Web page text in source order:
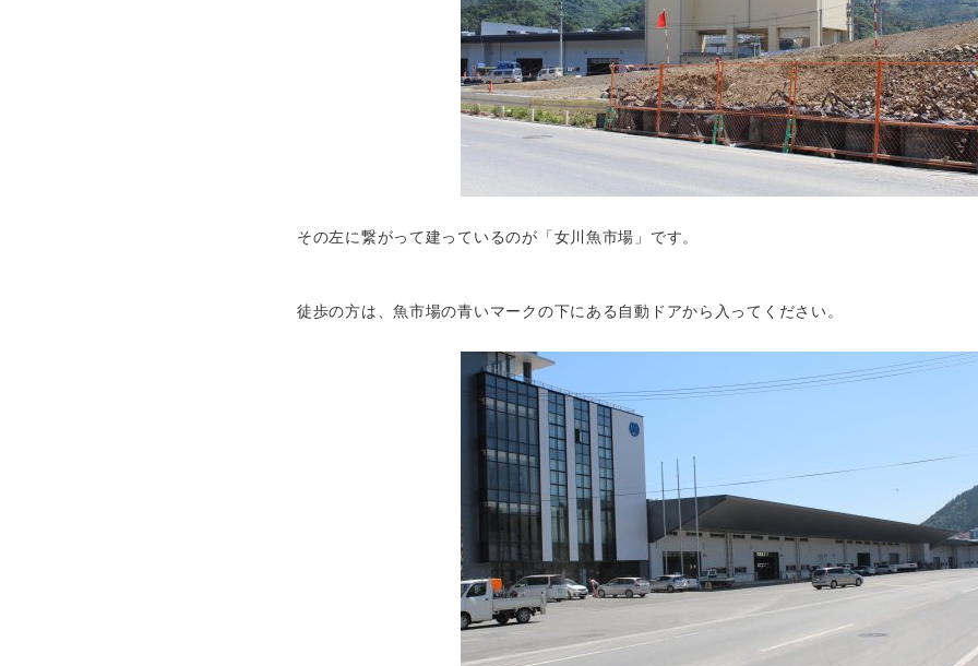
その左に繋がって建っているのが「女川魚市場」です。
徒歩の方は、魚市場の青いマークの下にある自動ドアから入ってください。